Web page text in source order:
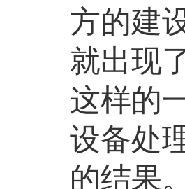
方的建
就出现
这样的
设备处
的结果。